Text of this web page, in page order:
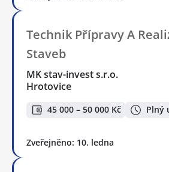
Technik Přípravy A
Staveb
MK stav-invest s.r.o.
Hrotovice
45 000 – 50 000 Kč Plný
Zveřejněno: 10. ledna